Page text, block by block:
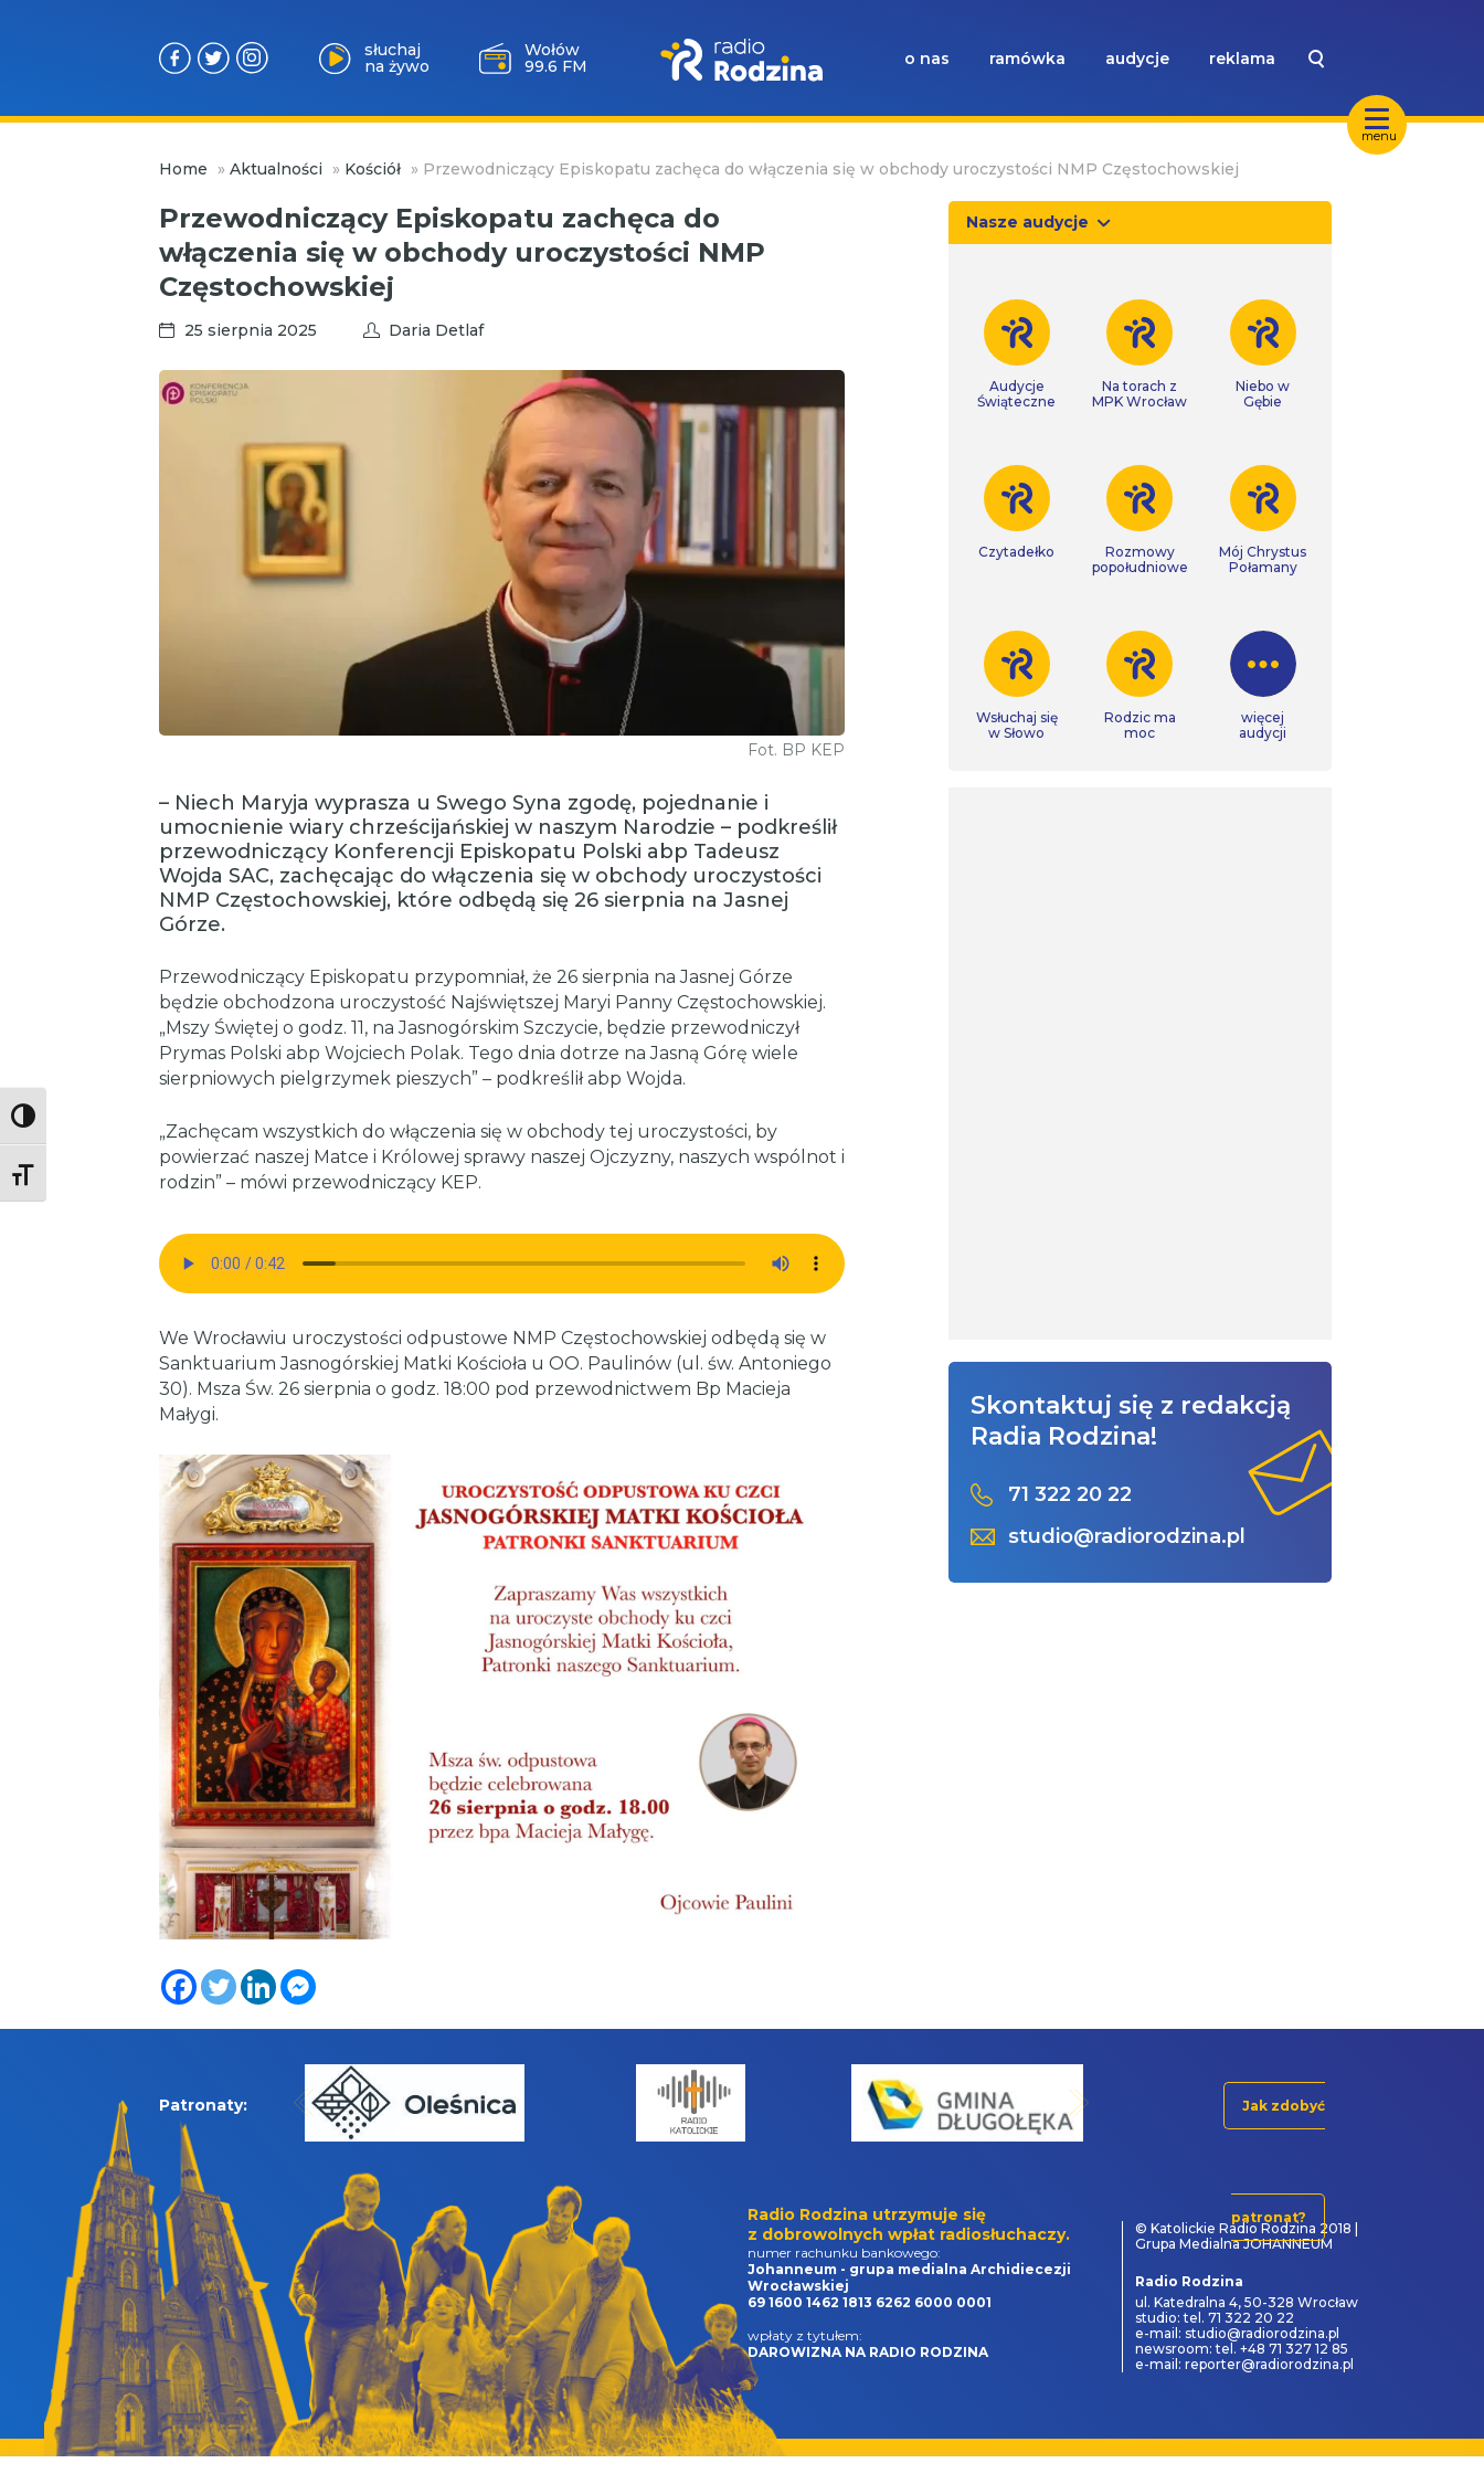
Toggle High Contrast
Toggle Font size
menu
słuchaj
na żywo
Wołów
99.6 FM
o nas ramówka audycje reklama
Home » Aktualności » Kościół » Przewodniczący Episkopatu zachęca do włączenia się w obchody uroczystości NMP Częstochowskiej
Przewodniczący Episkopatu zachęca do
włączenia się w obchody uroczystości NMP
Częstochowskiej
25 sierpnia 2025 Daria Detlaf
Fot. BP KEP
– Niech Maryja wyprasza u Swego Syna zgodę, pojednanie i
umocnienie wiary chrześcijańskiej w naszym Narodzie – podkreślił
przewodniczący Konferencji Episkopatu Polski abp Tadeusz
Wojda SAC, zachęcając do włączenia się w obchody uroczystości
NMP Częstochowskiej, które odbędą się 26 sierpnia na Jasnej
Górze.
Przewodniczący Episkopatu przypomniał, że 26 sierpnia na Jasnej Górze
będzie obchodzona uroczystość Najświętszej Maryi Panny Częstochowskiej.
„Mszy Świętej o godz. 11, na Jasnogórskim Szczycie, będzie przewodniczył
Prymas Polski abp Wojciech Polak. Tego dnia dotrze na Jasną Górę wiele
sierpniowych pielgrzymek pieszych” – podkreślił abp Wojda.
„Zachęcam wszystkich do włączenia się w obchody tej uroczystości, by
powierzać naszej Matce i Królowej sprawy naszej Ojczyzny, naszych wspólnot i
rodzin” – mówi przewodniczący KEP.
We Wrocławiu uroczystości odpustowe NMP Częstochowskiej odbędą się w
Sanktuarium Jasnogórskiej Matki Kościoła u OO. Paulinów (ul. św. Antoniego
30). Msza Św. 26 sierpnia o godz. 18:00 pod przewodnictwem Bp Macieja
Małygi.
Nasze audycje
Audycje
Świąteczne
Na torach z
MPK Wrocław
Niebo w
Gębie
Czytadełko
Rozmowy
popołudniowe
Mój Chrystus
Połamany
Wsłuchaj się
w Słowo
Rodzic ma
moc
więcej
audycji
Skontaktuj się z redakcją
Radia Rodzina!
71 322 20 22
studio@radiorodzina.pl
Patronaty: Jak zdobyć
patronat?
Radio Rodzina utrzymuje się
z dobrowolnych wpłat radiosłuchaczy.
numer rachunku bankowego:
Johanneum - grupa medialna Archidiecezji
Wrocławskiej
69 1600 1462 1813 6262 6000 0001
wpłaty z tytułem:
DAROWIZNA NA RADIO RODZINA
© Katolickie Radio Rodzina 2018 |
Grupa Medialna JOHANNEUM
Radio Rodzina
ul. Katedralna 4, 50-328 Wrocław
studio: tel. 71 322 20 22
e-mail: studio@radiorodzina.pl
newsroom: tel. +48 71 327 12 85
e-mail: reporter@radiorodzina.pl